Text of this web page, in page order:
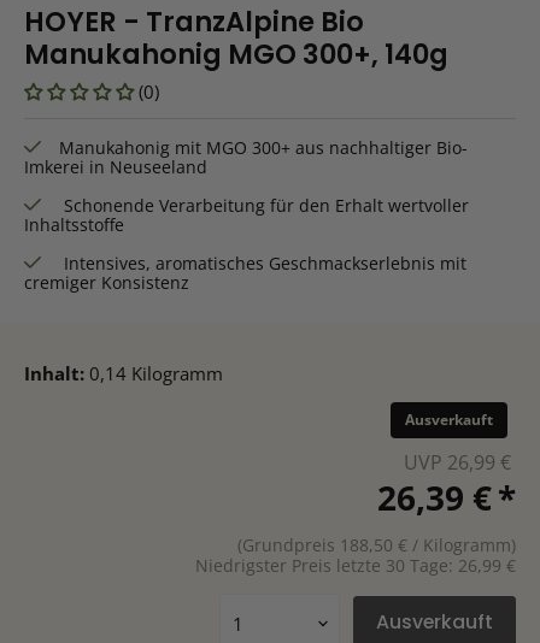
HOYER - TranzAlpine Bio
Manukahonig MGO 300+, 140g
(0)
Manukahonig mit MGO 300+ aus nachhaltiger Bio-
Imkerei in Neuseeland
Schonende Verarbeitung für den Erhalt wertvoller
Inhaltsstoffe
Intensives, aromatisches Geschmackserlebnis mit
cremiger Konsistenz
Inhalt: 0,14 Kilogramm
Ausverkauft
UVP 26,99 €
Aktueller
26,39 €*
(Grundpreis 188,50 € / Kilogramm)
Niedrigster Preis letzte 30 Tage: 26,99 €
Ausverkauft